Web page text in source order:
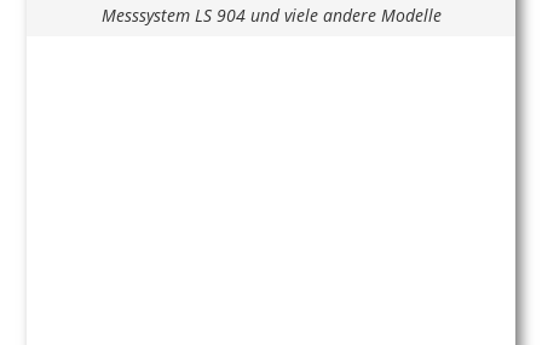
Messsystem LS 904 und viele andere Modelle